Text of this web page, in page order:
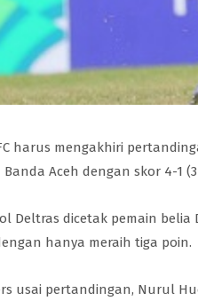
harus mengakhiri
Aceh dengan skor 4-1
Deltras dicetak pemain belia
hanya meraih tiga poin.
usai pertandingan, Nurul